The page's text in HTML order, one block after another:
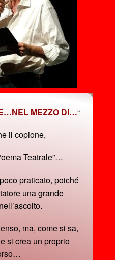
MEZZO DI…“
il copione,
Teatrale”…
praticato, poiché
una grande
ma, come si sa,
si crea un proprio